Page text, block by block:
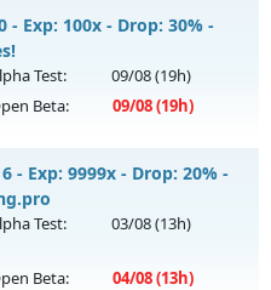
chủ
- Exp: 100x - Drop: 30% -
Test: 09/08(19h)
Beta: 09/08(19h)
freebies!
chủ
- Exp: 9999x - Drop: 20% -
Test: 03/08(13h)
Beta: 04/08(13h)